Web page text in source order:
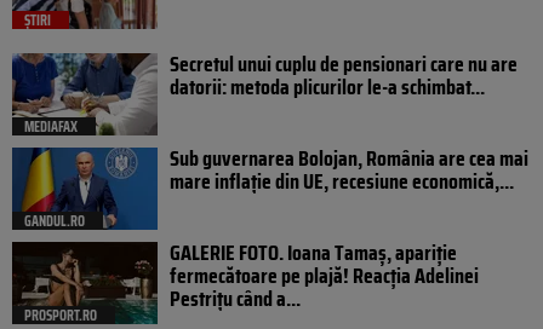
ȘTIRI
MEDIAFAX
Secretul unui cuplu de pensionari care nu are
datorii: metoda plicurilor le-a schimbat...
GANDUL.RO
Sub guvernarea Bolojan, România are cea mai
mare inflație din UE, recesiune economică,...
PROSPORT.RO
GALERIE FOTO. Ioana Tamaş, apariție
fermecătoare pe plajă! Reacția Adelinei
Pestrițu când a...